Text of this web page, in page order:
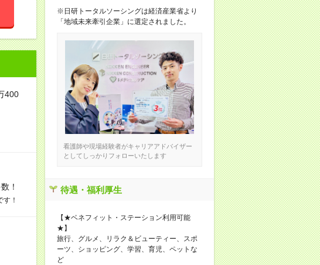
400
！
！
※日研トータルソーシングは経済産業省より
「地域未来牽引企業」に選定されました。
看護師や現場経験者がキャリアアドバイザー
としてしっかりフォローいたします
待遇・福利厚生
【★ベネフィット・ステーション利用可能
★】
旅行、グルメ、リラク＆ビューティー、スポ
ーツ、ショッピング、学習、育児、ペットな
ど